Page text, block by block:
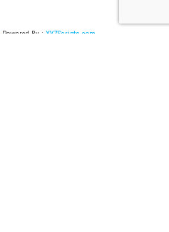
Powered By : XYZScripts.com